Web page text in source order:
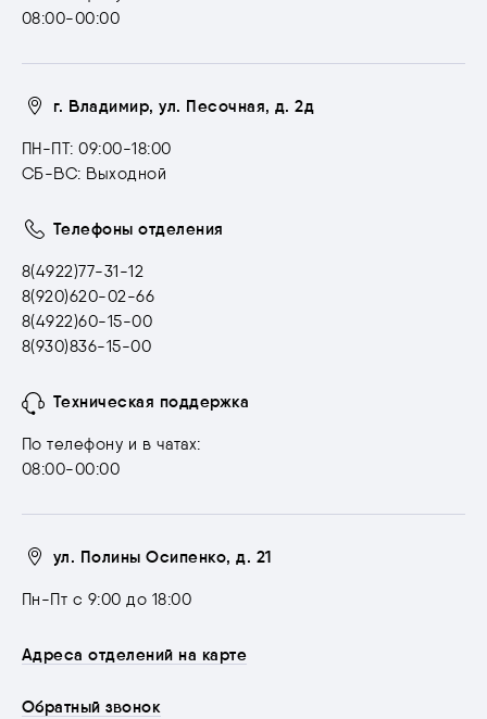
08:00-00:00
г. Владимир, ул. Песочная, д. 2д
ПН-ПТ: 09:00-18:00
СБ-ВС: Выходной
Телефоны отделения
8(4922)77-31-12
8(920)620-02-66
8(4922)60-15-00
8(930)836-15-00
Техническая поддержка
По телефону и в чатах:
08:00-00:00
ул. Полины Осипенко, д. 21
Пн-Пт с 9:00 до 18:00
Адреса отделений на карте
Обратный звонок